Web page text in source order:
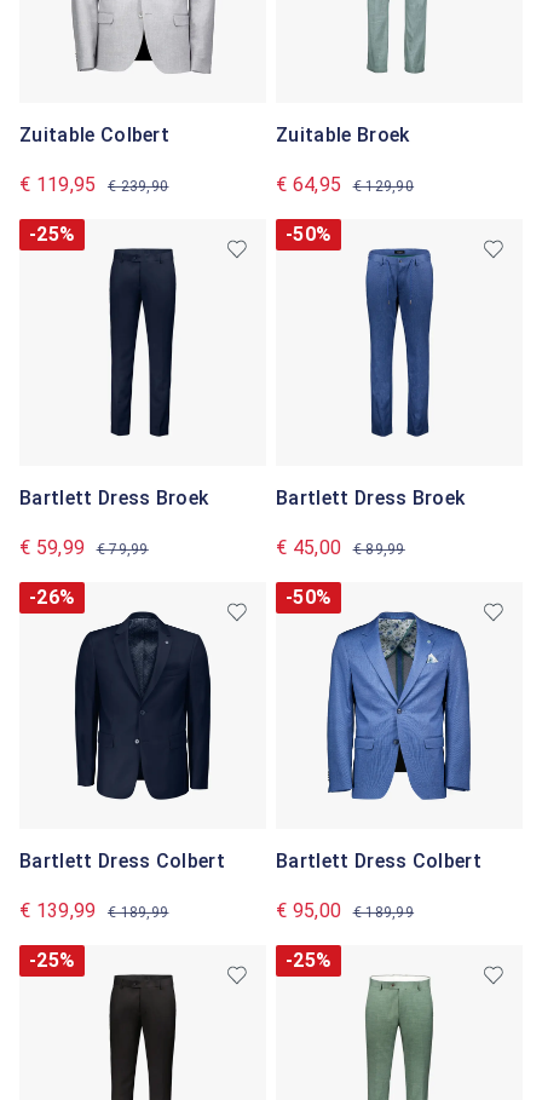
Zuitable Colbert
€ 119,95 € 239,90
Zuitable Broek
€ 64,95 € 129,90
-25%
Bartlett Dress Broek
€ 59,99 € 79,99
-50%
Bartlett Dress Broek
€ 45,00 € 89,99
-26%
Bartlett Dress Colbert
€ 139,99 € 189,99
-50%
Bartlett Dress Colbert
€ 95,00 € 189,99
-25% -25%